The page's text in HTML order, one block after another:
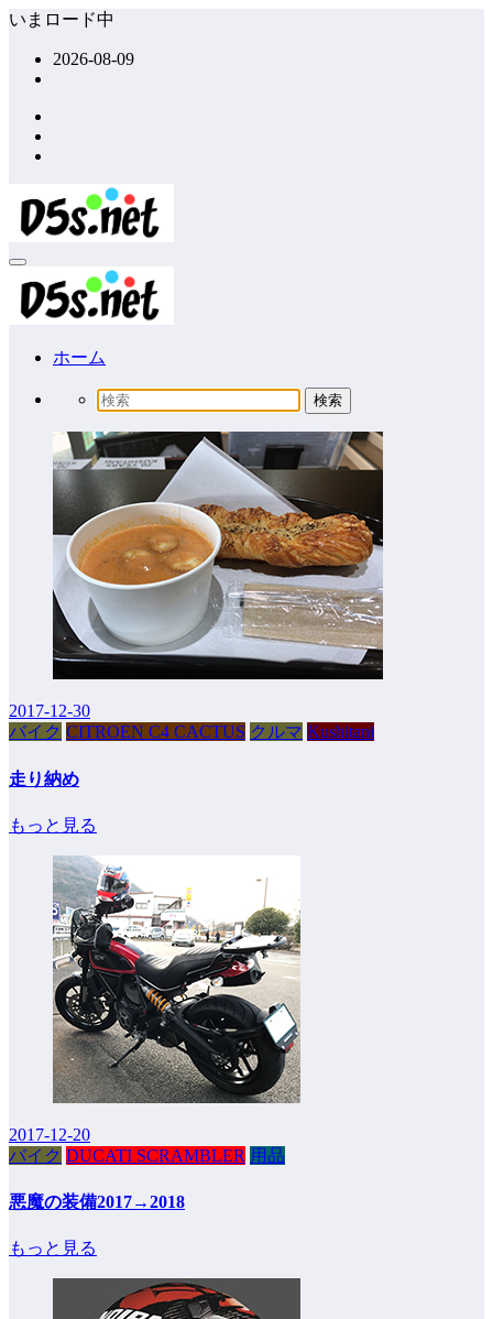
コ
ッ
プ
いまロード中
2026-08-09
ホーム
2017-12-30
バイク CITROEN C4 CACTUS クルマ Kushitani
走り納め
もっと見る
2017-12-20
バイク DUCATI SCRAMBLER 用品
悪魔の装備2017→2018
もっと見る